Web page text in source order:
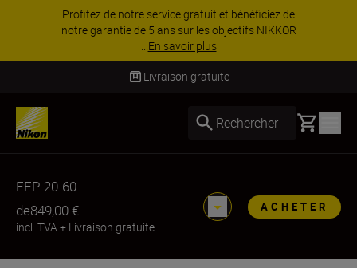
Profitez de notre service gratuit et bénéficiez de
notre garantie de 5 ans sur les objectifs NIKKOR
...En savoir plus
Livraison gratuite
Rechercher Basket
FEP-20-60
de849,00 €
incl. TVA+ Livraison gratuite
ACHETER